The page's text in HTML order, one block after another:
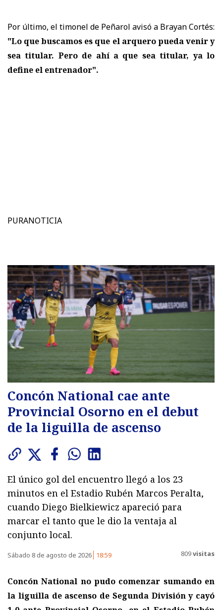
Por último, el timonel de Peñarol avisó a Brayan Cortés:
"Lo que buscamos es que el arquero pueda venir y
sea titular. Pero de ahí a que sea titular, ya lo
define el entrenador".
PURANOTICIA
Concón National cae ante
Provincial Osorno en el debut
de la liguilla de ascenso
El único gol del encuentro llegó a los 23
minutos en el Estadio Rubén Marcos Peralta,
cuando Diego Bielkiewicz apareció para
marcar el tanto que le dio la ventaja al
conjunto local.
Sábado 8 de agosto de 2026 18:59 809visitas
Concón National no pudo comenzar sumando en
la liguilla de ascenso de Segunda División y cayó